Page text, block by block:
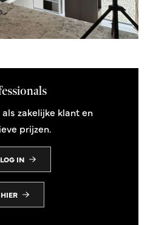
zakelijke klant en
prijzen.
IN